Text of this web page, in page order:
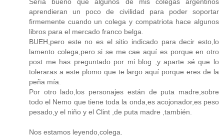
aprendieran un poco de civilidad para poder soportar
firmemente cuando un colega y compatriota hace algunos
libros para el mercado franco belga.
BUEH,pero este no es el sitio indicado para decir esto,lo
lamento colega,pero si se me cae aquí es porque en otro
post me has preguntado por mi blog ,y aparte sé que lo
toleraras a este plomo que te largo aquí porque eres de la
peña mía.
Por otro lado,los personajes están de puta madre,sobre
todo el Nemo que tiene toda la onda,es acojonador,es peso
pesado,y el niño y el Clint ,de puta madre ,también.
Nos estamos leyendo,colega.